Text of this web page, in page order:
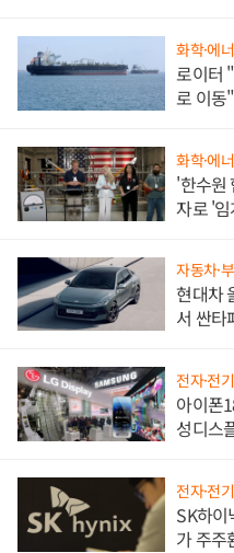
화학·에
로이터
로 이동
화학·에
'한수원
자로 '
자동차·
현대차
서 싼타
전자·전
아이폰
성디스
전자·전
SK하이
가 주주